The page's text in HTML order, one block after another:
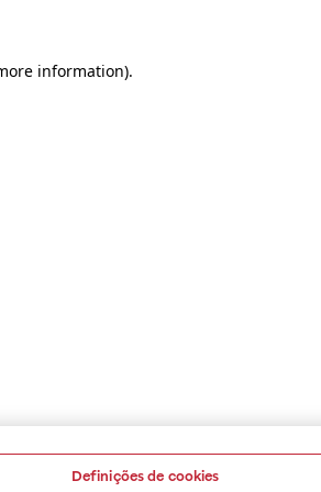
information).
Definições de cookies